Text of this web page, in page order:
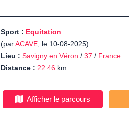
Sport : Equitation
(parACAVE, le 10-08-2025)
Lieu : Savigny en Véron / 37 / France
Distance : 22.46 km
Afficher le parcours